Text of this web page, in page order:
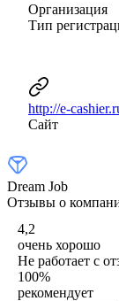
Организация
Тип
http://e-
Сайт
Dream Job
Отзывы о
4,2
очень хорошо
Не работает с
100%
рекомендует